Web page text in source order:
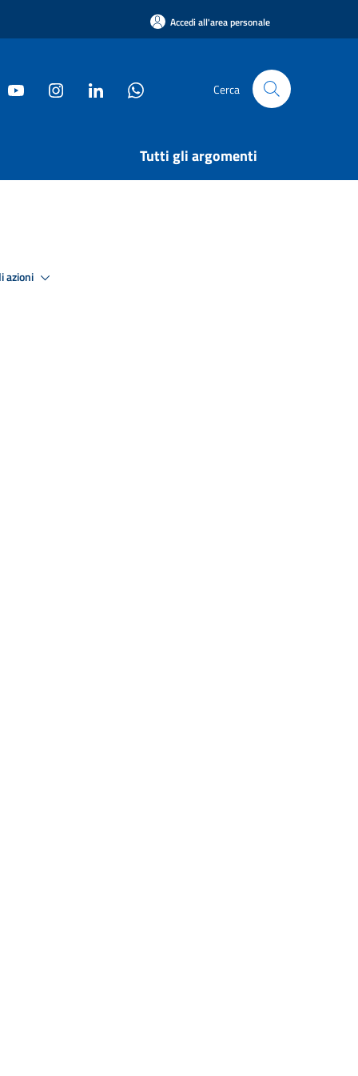
Accedi all'area personale
Cerca
Tutti gli argomenti
azioni